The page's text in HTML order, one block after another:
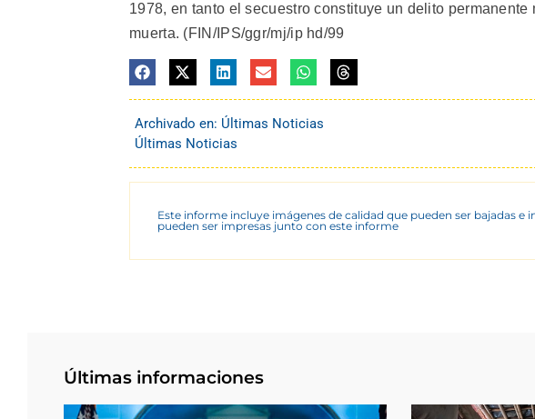
1978, en tanto el secuestro constituye un delito
muerta. (FIN/IPS/ggr/mj/ip hd/99
Archivado en: Últimas Noticias
Últimas Noticias
Este informe incluye imágenes de calidad que pueden ser bajadas e
pueden ser impresas junto con este informe
Últimas informaciones